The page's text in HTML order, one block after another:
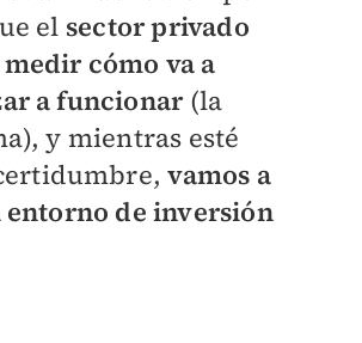
el sector privado
cómo va a
a funcionar(la
y mientras esté
vamos a
entorno de inversión